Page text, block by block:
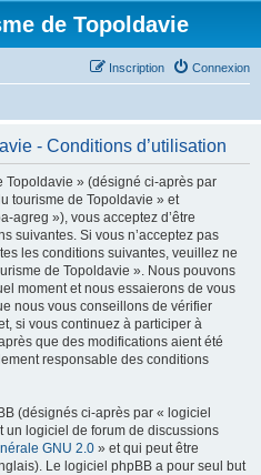
de Topoldavie
Connexion
Inscription
- Conditions d’utilisation
Topoldavie » (désigné ci-après par
tourisme de Topoldavie » et
agreg »), vous acceptez d’être
suivantes. Si vous n’acceptez pas
les conditions suivantes, veuillez ne
de Topoldavie ». Nous pouvons
moment et nous essaierons de vous
nous vous conseillons de vérifier
si vous continuez à participer à
que des modifications aient été
responsable des conditions
(désignés ci-après par « logiciel
un logiciel de forum de discussions
GNU 2.0 » et qui peut être
Le logiciel phpBB a pour seul but